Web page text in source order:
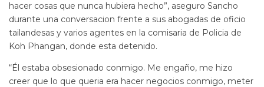
hacer cosas que nunca hubiera hecho”, aseguro Sancho
durante una conversacion frente a sus abogadas de oficio
tailandesas y varios agentes en la comisaria de Policia de
Koh Phangan, donde esta detenido.
“Él estaba obsesionado conmigo. Me engaño, me hizo
creer que lo que queria era hacer negocios conmigo, meter